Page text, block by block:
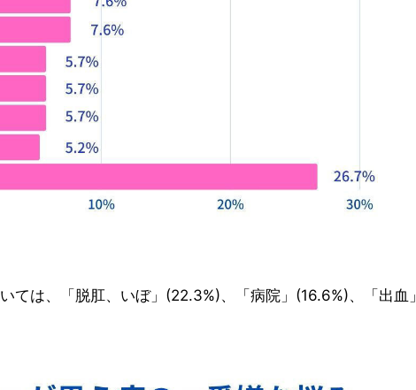
ては、「脱肛、いぼ」(22.3%)、「病院」(16.6%)、「出血」